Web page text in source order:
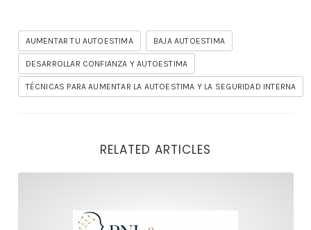
AUMENTAR TU AUTOESTIMA BAJA AUTOESTIMA
DESARROLLAR CONFIANZA Y AUTOESTIMA
TÉCNICAS PARA AUMENTAR LA AUTOESTIMA Y LA SEGURIDAD INTERNA
RELATED ARTICLES